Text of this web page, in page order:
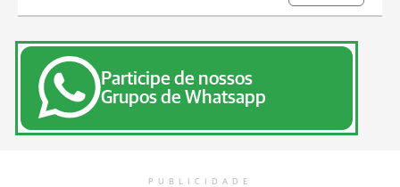
Participe de nossos
Grupos de Whatsapp
PUBLICIDADE